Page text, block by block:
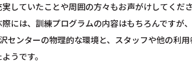
していたことや周囲の方々もお声がけしてくだ
には、訓練プログラムの内容はもちろんですが
センターの物理的な環境と、スタッフや他の利
うです。